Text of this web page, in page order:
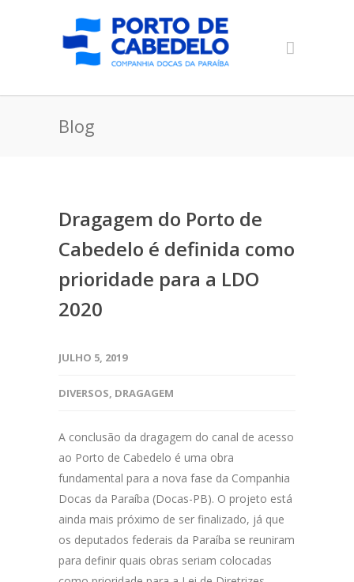
Blog
Dragagem do Porto de
Cabedelo é definida como
prioridade para a LDO
2020
JULHO 5, 2019
DIVERSOS, DRAGAGEM
A conclusão da dragagem do canal de acesso
ao Porto de Cabedelo é uma obra
fundamental para a nova fase da Companhia
Docas da Paraíba (Docas-PB). O projeto está
ainda mais próximo de ser finalizado, já que
os deputados federais da Paraíba se reuniram
para definir quais obras seriam colocadas